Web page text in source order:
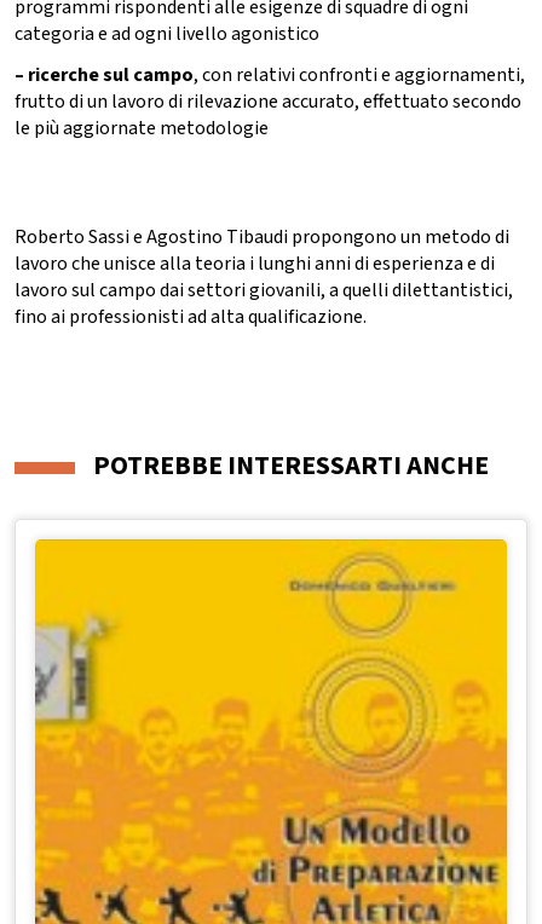
programmi rispondenti alle esigenze di squadre di ogni
categoria e ad ogni livello agonistico
– ricerche sul campo, con relativi confronti e aggiornamenti,
frutto di un lavoro di rilevazione accurato, effettuato secondo
le più aggiornate metodologie
Roberto Sassi e Agostino Tibaudi propongono un metodo di
lavoro che unisce alla teoria i lunghi anni di esperienza e di
lavoro sul campo dai settori giovanili, a quelli dilettantistici,
fino ai professionisti ad alta qualificazione.
POTREBBE INTERESSARTI ANCHE